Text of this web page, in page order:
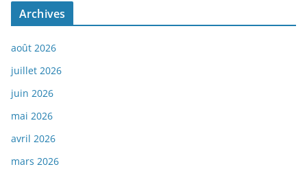
Archives
août 2026
juillet 2026
juin 2026
mai 2026
avril 2026
mars 2026